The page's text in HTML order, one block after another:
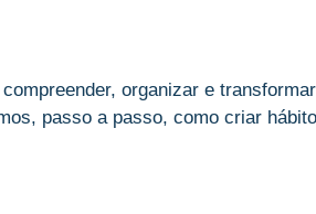
organizar e
passo a passo, como criar